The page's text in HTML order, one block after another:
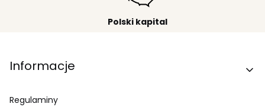
Polski kapital
Linki w stopce
Informacje
Regulaminy